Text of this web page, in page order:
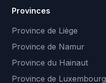
Provinces
Province de Liège
Province de Namur
Province du Hainaut
Province de Luxembourg